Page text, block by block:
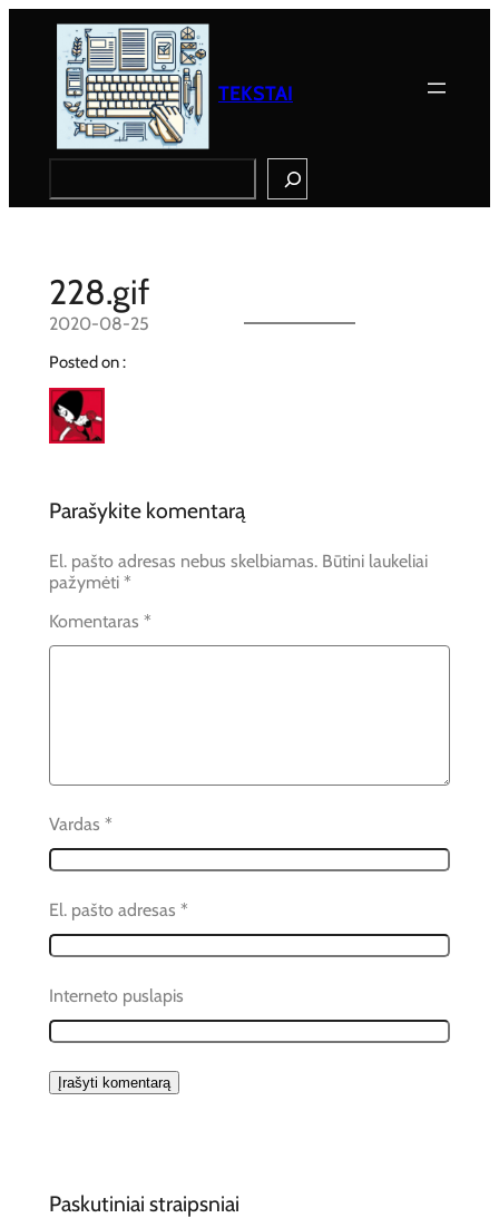
TEKSTAI
228.gif
2020-08-25
Posted on :
Parašykite komentarą
El. pašto adresas nebus skelbiamas. Būtini laukeliai
pažymėti *
Komentaras *
Vardas *
El. pašto adresas *
Interneto puslapis
Paskutiniai straipsniai